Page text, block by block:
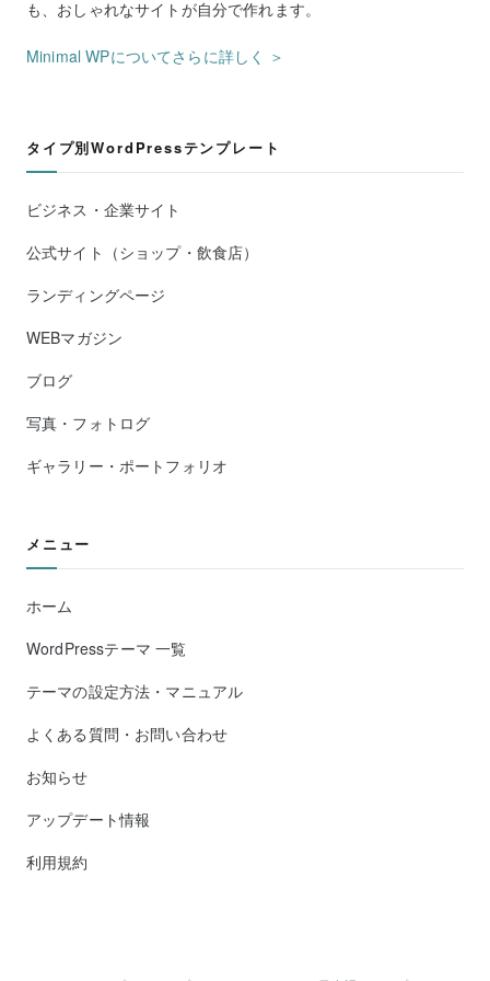
も、おしゃれなサイトが自分で作れます。
Minimal WPについてさらに詳しく ＞
タイプ別WordPressテンプレート
ビジネス・企業サイト
公式サイト（ショップ・飲食店）
ランディングページ
WEBマガジン
ブログ
写真・フォトログ
ギャラリー・ポートフォリオ
メニュー
ホーム
WordPressテーマ 一覧
テーマの設定方法・マニュアル
よくある質問・お問い合わせ
お知らせ
アップデート情報
利用規約